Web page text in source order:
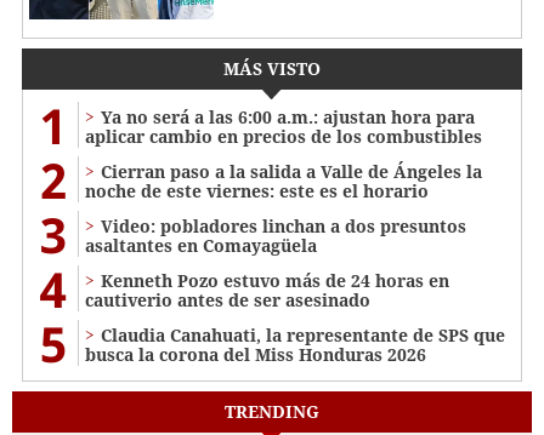
MÁS VISTO
1
Ya no será a las 6:00 a.m.: ajustan hora para
aplicar cambio en precios de los combustibles
2
Cierran paso a la salida a Valle de Ángeles la
noche de este viernes: este es el horario
3
Video: pobladores linchan a dos presuntos
asaltantes en Comayagüela
4
Kenneth Pozo estuvo más de 24 horas en
cautiverio antes de ser asesinado
5
Claudia Canahuati, la representante de SPS que
busca la corona del Miss Honduras 2026
TRENDING